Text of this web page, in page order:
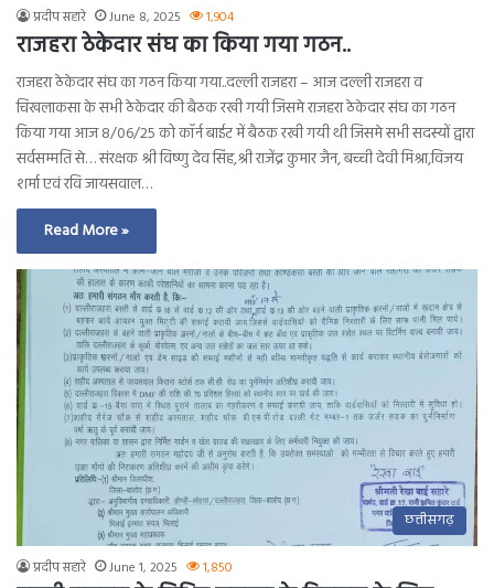
प्रदीप सहारे June 8, 2025 1,904
राजहरा ठेकेदार संघ का किया गया गठन..
राजहरा ठेकेदार संघ का गठन किया गया..दल्ली राजहरा – आज दल्ली राजहरा व
चिखलाकसा के सभी ठेकेदार की बैठक रखी गयी जिसमे राजहरा ठेकेदार संघ का गठन
किया गया आज 8/06/25 को कॉर्न बाईट में बैठक रखी गयी थी जिसमे सभी सदस्यों द्वारा
सर्वसम्मति से… संरक्षक श्री विष्णु देव सिंह,श्री राजेंद्र कुमार जैन, बच्ची देवी मिश्रा,विजय
शर्मा एवं रवि जायसवाल…
Read More »
छत्तीसगढ़
प्रदीप सहारे June 1, 2025 1,850